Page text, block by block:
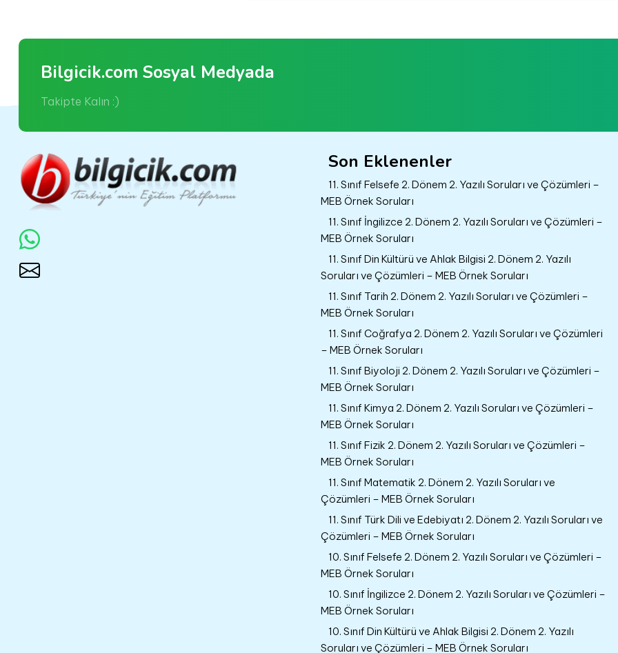
Bilgicik.com Sosyal Medyada
Takipte Kalın :)
Son Eklenenler
11. Sınıf Felsefe 2. Dönem 2. Yazılı Soruları ve Çözümleri –
MEB Örnek Soruları
11. Sınıf İngilizce 2. Dönem 2. Yazılı Soruları ve Çözümleri –
MEB Örnek Soruları
11. Sınıf Din Kültürü ve Ahlak Bilgisi 2. Dönem 2. Yazılı
Soruları ve Çözümleri – MEB Örnek Soruları
11. Sınıf Tarih 2. Dönem 2. Yazılı Soruları ve Çözümleri –
MEB Örnek Soruları
11. Sınıf Coğrafya 2. Dönem 2. Yazılı Soruları ve Çözümleri
– MEB Örnek Soruları
11. Sınıf Biyoloji 2. Dönem 2. Yazılı Soruları ve Çözümleri –
MEB Örnek Soruları
11. Sınıf Kimya 2. Dönem 2. Yazılı Soruları ve Çözümleri –
MEB Örnek Soruları
11. Sınıf Fizik 2. Dönem 2. Yazılı Soruları ve Çözümleri –
MEB Örnek Soruları
11. Sınıf Matematik 2. Dönem 2. Yazılı Soruları ve
Çözümleri – MEB Örnek Soruları
11. Sınıf Türk Dili ve Edebiyatı 2. Dönem 2. Yazılı Soruları ve
Çözümleri – MEB Örnek Soruları
10. Sınıf Felsefe 2. Dönem 2. Yazılı Soruları ve Çözümleri –
MEB Örnek Soruları
10. Sınıf İngilizce 2. Dönem 2. Yazılı Soruları ve Çözümleri –
MEB Örnek Soruları
10. Sınıf Din Kültürü ve Ahlak Bilgisi 2. Dönem 2. Yazılı
Soruları ve Çözümleri – MEB Örnek Soruları